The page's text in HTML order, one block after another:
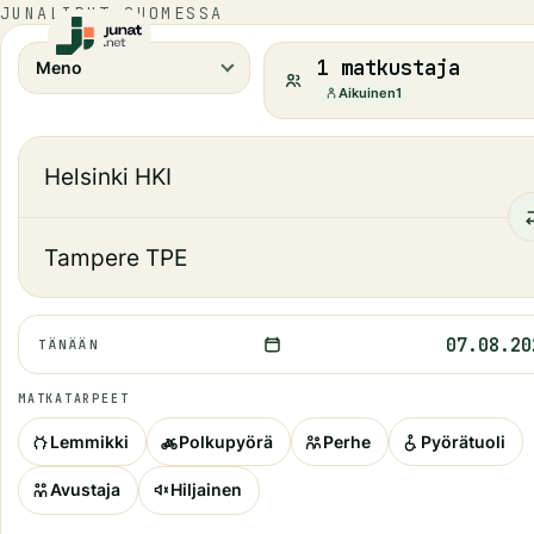
JUNALIPUT SUOMESSA
Meno 1 matkustaja
Aikuinen1
TÄNÄÄN
MATKATARPEET
Lemmikki Polkupyörä Perhe Pyörätuoli
Avustaja Hiljainen